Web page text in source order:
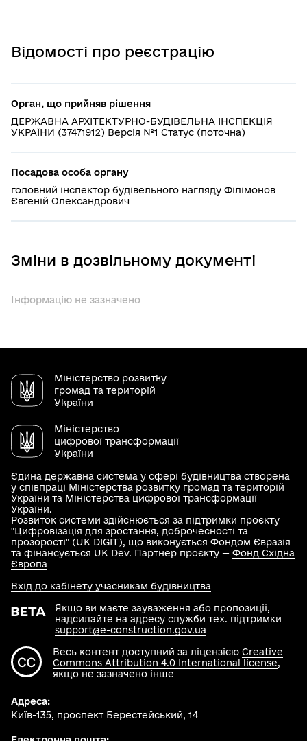
Відомості про реєстрацію
Орган, що прийняв рішення
ДЕРЖАВНА АРХІТЕКТУРНО-БУДІВЕЛЬНА ІНСПЕКЦІЯ
УКРАЇНИ (37471912) Версія №1 Статус (поточна)
Посадова особа органу
головний iнспектор будiвельного нагляду Філімонов
Євгеній Олександрович
Зміни в дозвільному документі
Інформацію не зазначено
Міністерство розвитку
громад та територій
України
Міністерство
цифрової трансформації
України
Єдина державна система у сфері будівництва створена
у співпраці Міністерства розвитку громад та територій
України та Міністерства цифрової трансформації
України.
Розвиток системи здійснюється за підтримки проєкту
"Цифровізація для зростання, доброчесності та
прозорості" (UK DIGIT), що виконується Фондом Євразія
та фінансується UK Dev. Партнер проєкту — Фонд Східна
Європа
Якщо ви маєте зауваження або пропозиції,
надсилайте на адресу служби тех. підтримки
support@e-construction.gov.ua
Весь контент доступний за ліцензією Creative
Commons Attribution 4.0 International license,
якщо не зазначено інше
Вхід до кабінету учасникам будівництва
Адреса:
Київ-135, проспект Берестейський, 14